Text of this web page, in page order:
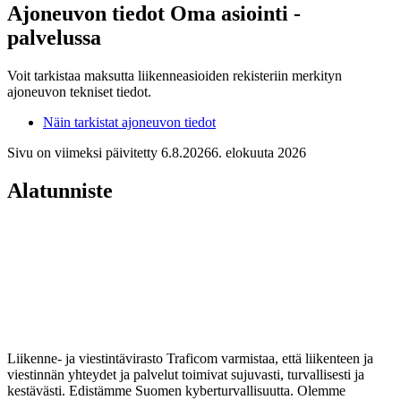
Ajoneuvon tiedot Oma asiointi -
palvelussa
Voit tarkistaa maksutta liikenneasioiden rekisteriin merkityn
ajoneuvon tekniset tiedot.
Näin tarkistat ajoneuvon tiedot
Sivu on viimeksi päivitetty 6.8.20266. elokuuta 2026
Alatunniste
Liikenne- ja viestintävirasto Traficom varmistaa, että liikenteen ja
viestinnän yhteydet ja palvelut toimivat sujuvasti, turvallisesti ja
kestävästi. Edistämme Suomen kyberturvallisuutta. Olemme